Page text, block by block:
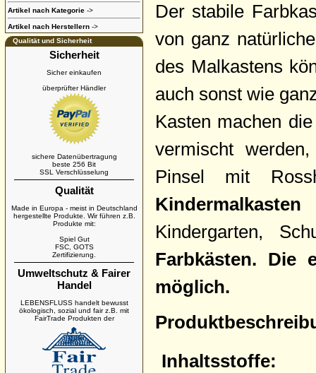
Artikel nach Kategorie ->
Artikel nach Herstellern ->
Qualität und Sicherheit
Sicherheit
Sicher einkaufen
überprüfter Händler
sichere Datenübertragung
beste 256 Bit
SSL Verschlüsselung
Qualität
Made in Europa - meist in Deutschland
hergestellte Produkte. Wir führen z.B.
Produkte mit:
Spiel Gut
FSC, GOTS
Zertifizierung.
Umweltschutz & Fairer
Handel
LEBENSFLUSS handelt bewusst
ökologisch, sozial und fair z.B. mit
FairTrade Produkten der
Der stabile
von ganz
des Malkastens
auch sonst wie
Kasten machen
vermischt
Pinsel mit
Kindergarten,
Farbkästen. Die
möglich.
Inhaltsstoffe: